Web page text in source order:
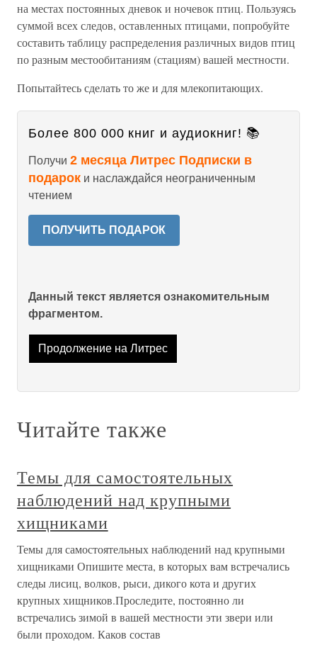
на местах постоянных дневок и ночевок птиц. Пользуясь
суммой всех следов, оставленных птицами, попробуйте
составить таблицу распределения различных видов птиц
по разным местообитаниям (стациям) вашей местности.
Попытайтесь сделать то же и для млекопитающих.
Более 800 000 книг и аудиокниг! 📚
Получи 2 месяца Литрес Подписки в
подарок и наслаждайся неограниченным
чтением
ПОЛУЧИТЬ ПОДАРОК
Данный текст является ознакомительным
фрагментом.
Продолжение на Литрес
Читайте также
Темы для самостоятельных
наблюдений над крупными
хищниками
Темы для самостоятельных наблюдений над крупными
хищниками Опишите места, в которых вам встречались
следы лисиц, волков, рыси, дикого кота и других
крупных хищников.Проследите, постоянно ли
встречались зимой в вашей местности эти звери или
были проходом. Каков состав